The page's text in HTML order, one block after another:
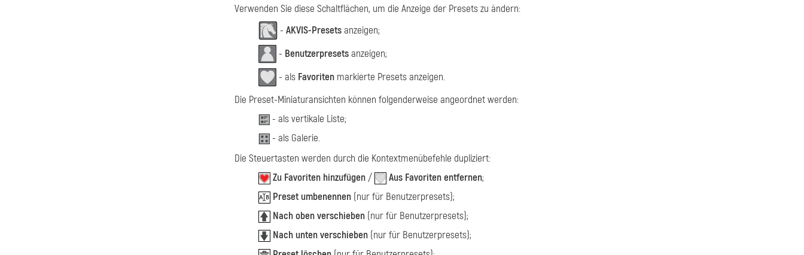
Verwenden Sie diese Schaltflächen, um die Anzeige der Presets zu ändern:
- AKVIS-Presetsanzeigen;
- Benutzerpresetsanzeigen;
- als Favoriten markierte Presets anzeigen.
Die Preset-Miniaturansichten können folgenderweise angeordnet werden:
- als vertikale Liste;
- als Galerie.
Die Steuertasten werden durch die Kontextmenübefehle dupliziert:
Zu Favoriten hinzufügen/ Aus Favoriten entfernen;
Preset umbenennen (nur für Benutzerpresets);
Nach oben verschieben (nur für Benutzerpresets);
Nach unten verschieben (nur für Benutzerpresets);